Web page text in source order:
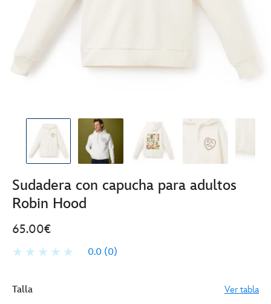
Sudadera con capucha para adultos
Robin Hood
65.00€
0.0 (0)
Talla Ver tabla